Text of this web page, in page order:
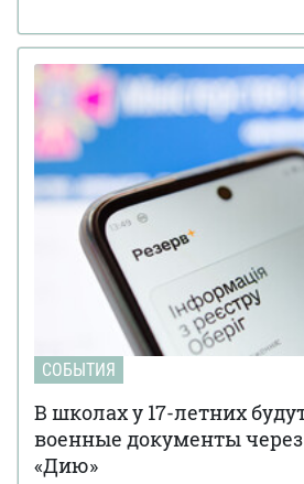
СОБЫТИЯ
В школах у 17-летних
военные документы через
«Дию»